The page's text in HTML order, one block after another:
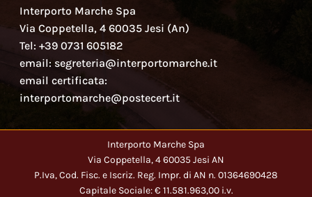
Interporto Marche Spa
Via Coppetella, 4 60035 Jesi (An)
Tel: +39 0731 605182
email: segreteria@interportomarche.it
email certificata:
interportomarche@postecert.it
Interporto Marche Spa
Via Coppetella, 4 60035 Jesi AN
P.Iva, Cod. Fisc. e Iscriz. Reg. Impr. di AN n. 01364690428
Capitale Sociale: € 11.581.963,00 i.v.